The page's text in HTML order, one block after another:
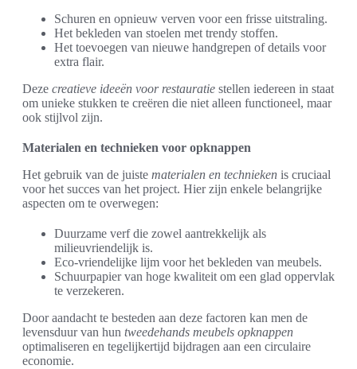
Schuren en opnieuw verven voor een frisse uitstraling.
Het bekleden van stoelen met trendy stoffen.
Het toevoegen van nieuwe handgrepen of details voor
extra flair.
Deze creatieve ideeën voor restauratie stellen iedereen in staat
om unieke stukken te creëren die niet alleen functioneel, maar
ook stijlvol zijn.
Materialen en technieken voor opknappen
Het gebruik van de juiste materialen en technieken is cruciaal
voor het succes van het project. Hier zijn enkele belangrijke
aspecten om te overwegen:
Duurzame verf die zowel aantrekkelijk als
milieuvriendelijk is.
Eco-vriendelijke lijm voor het bekleden van meubels.
Schuurpapier van hoge kwaliteit om een glad oppervlak
te verzekeren.
Door aandacht te besteden aan deze factoren kan men de
levensduur van hun tweedehands meubels opknappen
optimaliseren en tegelijkertijd bijdragen aan een circulaire
economie.